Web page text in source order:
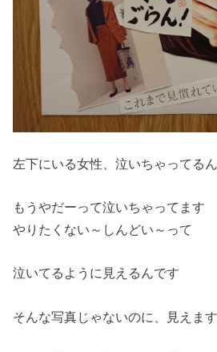
左下にいる女性、泣いちゃってる
もうやだーって泣いちゃってます
やりたくない～しんどい～って
泣いてるように見えるんです
そんな写真じゃないのに、見えます